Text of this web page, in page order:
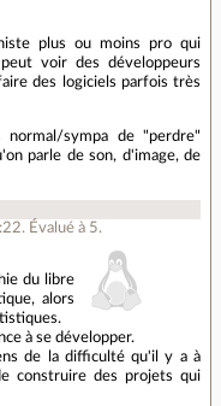
plus ou moins pro qui
voir des développeurs
des logiciels parfois très
normal/sympa de "perdre"
parle de son, d'image, de
. Évalué à 5.
du libre
alors
à se développer.
de la difficulté qu'il y a à
construire des projets qui